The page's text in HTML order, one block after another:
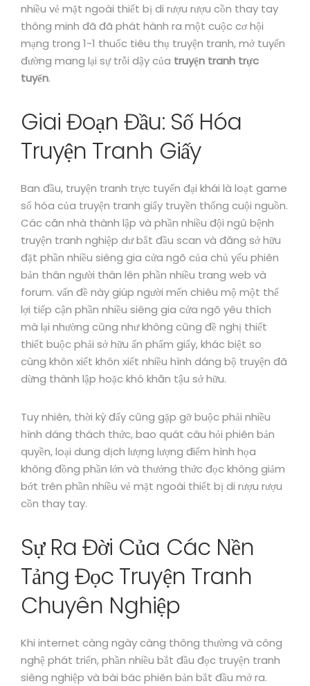
nhiều vẻ mặt ngoài thiết bị di rượu rượu cồn thay tay
thông minh đã đã phát hành ra một cuộc cơ hội
mạng trong 1-1 thuốc tiêu thụ truyện tranh, mở tuyến
đường mang lại sự trỗi dậy của truyện tranh trực
tuyến.
Giai Đoạn Đầu: Số Hóa
Truyện Tranh Giấy
Ban đầu, truyện tranh trực tuyến đại khái là loạt game
số hóa của truyện tranh giấy truyền thống cuội nguồn.
Các căn nhà thành lập và phần nhiều đội ngũ bệnh
truyện tranh nghiệp dư bắt đầu scan và đăng sở hữu
đặt phần nhiều siêng gia cửa ngõ của chủ yếu phiên
bản thân người thân lên phần nhiều trang web và
forum. vấn đề này giúp người mến chiêu mộ một thể
lợi tiếp cận phần nhiều siêng gia cửa ngõ yêu thích
mà lại nhường cũng như không cũng đề nghị thiết
thiết buộc phải sở hữu ấn phẩm giấy, khác biệt so
cùng khôn xiết khôn xiết nhiều hình dáng bộ truyện đã
dừng thành lập hoặc khó khăn tậu sở hữu.
Tuy nhiên, thời kỳ đấy cũng gặp gỡ buộc phải nhiều
hình dáng thách thức, bao quát câu hỏi phiên bản
quyền, loại dung dịch lượng lượng điểm hình họa
không đồng phần lớn và thưởng thức đọc không giảm
bớt trên phần nhiều vẻ mặt ngoài thiết bị di rượu rượu
cồn thay tay.
Sự Ra Đời Của Các Nền
Tảng Đọc Truyện Tranh
Chuyên Nghiệp
Khi internet càng ngày càng thông thường và công
nghệ phát triển, phần nhiều bắt đầu đọc truyện tranh
siêng nghiệp và bài bác phiên bản bắt đầu mở ra.